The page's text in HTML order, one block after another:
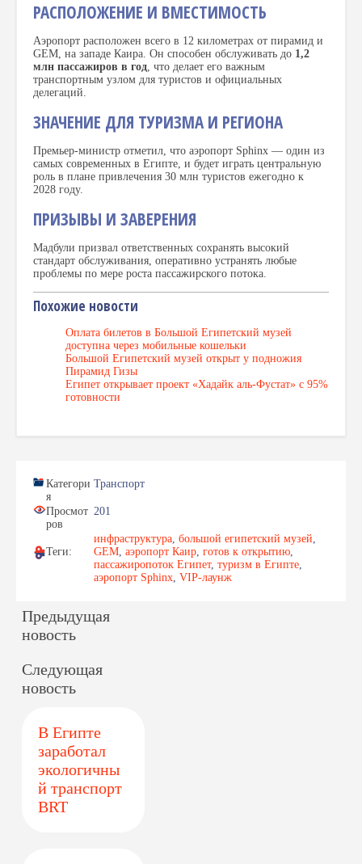
РАСПОЛОЖЕНИЕ И ВМЕСТИМОСТЬ
Аэропорт расположен всего в 12 километрах от пирамид и
GEM, на западе Каира. Он способен обслуживать до 1,2
млн пассажиров в год, что делает его важным
транспортным узлом для туристов и официальных
делегаций.
ЗНАЧЕНИЕ ДЛЯ ТУРИЗМА И РЕГИОНА
Премьер-министр отметил, что аэропорт Sphinx — один из
самых современных в Египте, и будет играть центральную
роль в плане привлечения 30 млн туристов ежегодно к
2028 году.
ПРИЗЫВЫ И ЗАВЕРЕНИЯ
Мадбули призвал ответственных сохранять высокий
стандарт обслуживания, оперативно устранять любые
проблемы по мере роста пассажирского потока.
Похожие новости
Оплата билетов в Большой Египетский музей
доступна через мобильные кошельки
Большой Египетский музей открыт у подножия
Пирамид Гизы
Египет открывает проект «Хадайк аль-Фустат» с 95%
готовности
Категори
я
Транспорт
Просмот
ров
201
Теги:
инфраструктура, большой египетский музей,
GEM, аэропорт Каир, готов к открытию,
пассажиропоток Египет, туризм в Египте,
аэропорт Sphinx, VIP-лаунж
Предыдущая
новость
Следующая
новость
В Египте
заработал
экологичны
й транспорт
BRT